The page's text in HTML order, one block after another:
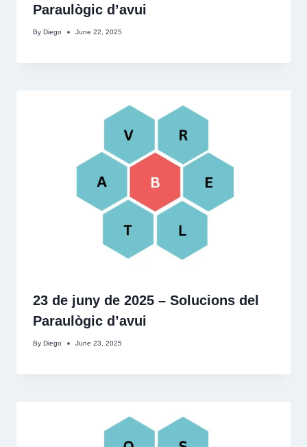
Paraulògic d’avui
By Diego June 22, 2025
23 de juny de 2025 – Solucions del
Paraulògic d’avui
By Diego June 23, 2025